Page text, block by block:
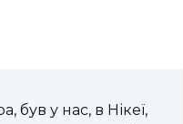
був у нас, в Нікеї,